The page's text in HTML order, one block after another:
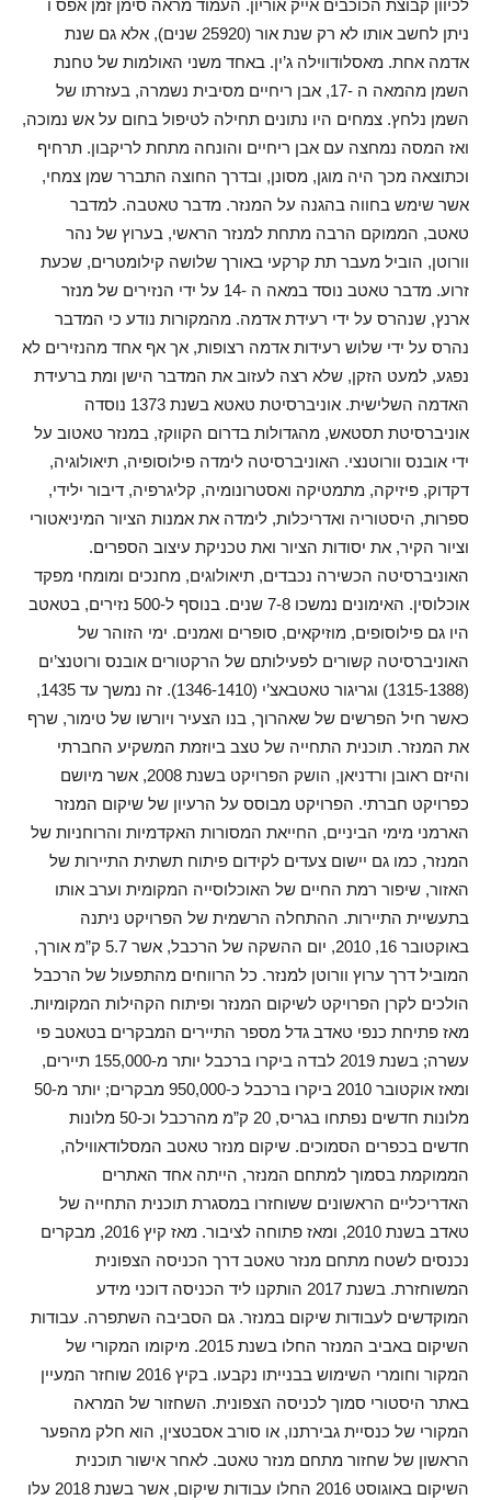
לכיוון קבוצת הכוכבים אייק אוריון. העמוד מראה סימן זמן אפס ו
ניתן לחשב אותו לא רק שנת אור (25920 שנים), אלא גם שנת
אדמה אחת. מאסלודווילה ג’ין. באחד משני האולמות של טחנת
השמן מהמאה ה -17, אבן ריחיים מסיבית נשמרה, בעזרתו של
השמן נלחץ. צמחים היו נתונים תחילה לטיפול בחום על אש נמוכה,
ואז המסה נמחצה עם אבן ריחיים והונחה מתחת לריקבון. תרחיף
וכתוצאה מכך היה מוגן, מסונן, ובדרך החוצה התברר שמן צמחי,
אשר שימש בחווה בהגנה על המנזר. מדבר טאטבה. למדבר
טאטב, הממוקם הרבה מתחת למנזר הראשי, בערוץ של נהר
וורוטן, הוביל מעבר תת קרקעי באורך שלושה קילומטרים, שכעת
זרוע. מדבר טאטב נוסד במאה ה -14 על ידי הנזירים של מנזר
ארנץ, שנהרס על ידי רעידת אדמה. מהמקורות נודע כי המדבר
נהרס על ידי שלוש רעידות אדמה רצופות, אך אף אחד מהנזירים לא
נפגע, למעט הזקן, שלא רצה לעזוב את המדבר הישן ומת ברעידת
האדמה השלישית. אוניברסיטת טאטא בשנת 1373 נוסדה
אוניברסיטת תסטאש, מהגדולות בדרום הקווקז, במנזר טאטוב על
ידי אובנס וורוטנצי. האוניברסיטה לימדה פילוסופיה, תיאולוגיה,
דקדוק, פיזיקה, מתמטיקה ואסטרונומיה, קליגרפיה, דיבור ילידי,
ספרות, היסטוריה ואדריכלות, לימדה את אמנות הציור המיניאטורי
וציור הקיר, את יסודות הציור ואת טכניקת עיצוב הספרים.
האוניברסיטה הכשירה נכבדים, תיאולוגים, מחנכים ומומחי מפקד
אוכלוסין. האימונים נמשכו 7-8 שנים. בנוסף ל-500 נזירים, בטאטב
היו גם פילוסופים, מוזיקאים, סופרים ואמנים. ימי הזוהר של
האוניברסיטה קשורים לפעילותם של הרקטורים אובנס ורוטנצ’ים
(1315-1388) וגריגור טאטבאצ’י (1346-1410). זה נמשך עד 1435,
כאשר חיל הפרשים של שאהרוך, בנו הצעיר ויורשו של טימור, שרף
את המנזר. תוכנית התחייה של טצב ביוזמת המשקיע החברתי
והיזם ראובן ורדניאן, הושק הפרויקט בשנת 2008, אשר מיושם
כפרויקט חברתי. הפרויקט מבוסס על הרעיון של שיקום המנזר
הארמני מימי הביניים, החייאת המסורות האקדמיות והרוחניות של
המנזר, כמו גם יישום צעדים לקידום פיתוח תשתית התיירות של
האזור, שיפור רמת החיים של האוכלוסייה המקומית וערב אותו
בתעשיית התיירות. ההתחלה הרשמית של הפרויקט ניתנה
באוקטובר 16, 2010, יום ההשקה של הרכבל, אשר 5.7 ק”מ אורך,
המוביל דרך ערוץ וורוטן למנזר. כל הרווחים מהתפעול של הרכבל
הולכים לקרן הפרויקט לשיקום המנזר ופיתוח הקהילות המקומיות.
מאז פתיחת כנפי טאדב גדל מספר התיירים המבקרים בטאטב פי
עשרה; בשנת 2019 לבדה ביקרו ברכבל יותר מ-155,000 תיירים,
ומאז אוקטובר 2010 ביקרו ברכבל כ-950,000 מבקרים; יותר מ-50
מלונות חדשים נפתחו בגריס, 20 ק”מ מהרכבל וכ-50 מלונות
חדשים בכפרים הסמוכים. שיקום מנזר טאטב המסלודאווילה,
הממוקמת בסמוך למתחם המנזר, הייתה אחד האתרים
האדריכליים הראשונים ששוחזרו במסגרת תוכנית התחייה של
טאדב בשנת 2010, ומאז פתוחה לציבור. מאז קיץ 2016, מבקרים
נכנסים לשטח מתחם מנזר טאטב דרך הכניסה הצפונית
המשוחזרת. בשנת 2017 הותקנו ליד הכניסה דוכני מידע
המוקדשים לעבודות שיקום במנזר. גם הסביבה השתפרה. עבודות
השיקום באביב המנזר החלו בשנת 2015. מיקומו המקורי של
המקור וחומרי השימוש בבנייתו נקבעו. בקיץ 2016 שוחזר המעיין
באתר היסטורי סמוך לכניסה הצפונית. השחזור של המראה
המקורי של כנסיית גבירתנו, או סורב אסבטצין, הוא חלק מהפער
הראשון של שחזור מתחם מנזר טאטב. לאחר אישור תוכנית
השיקום באוגוסט 2016 החלו עבודות שיקום, אשר בשנת 2018 עלו